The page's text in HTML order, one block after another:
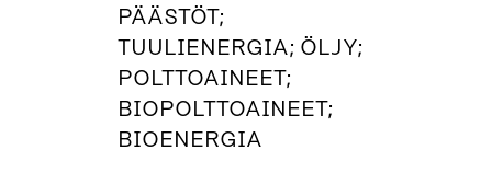
PÄÄSTÖT;
TUULIENERGIA; ÖLJY;
POLTTOAINEET;
BIOPOLTTOAINEET;
BIOENERGIA